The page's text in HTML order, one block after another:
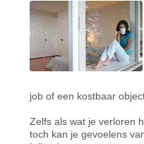
job of een kostbaar
Zelfs als wat je verloren
toch kan je gevoelens